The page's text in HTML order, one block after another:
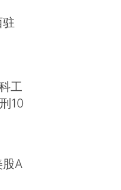
工
10
A